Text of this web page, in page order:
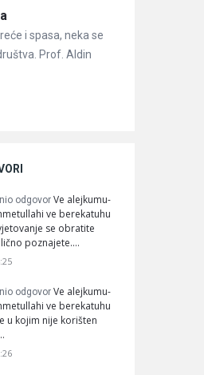
i spasa, neka se
Prof. Aldin
odgovor Ve alejkumu-
ve berekatuhu
se obratite
poznajete.…
odgovor Ve alejkumu-
ve berekatuhu
u kojim nije korišten